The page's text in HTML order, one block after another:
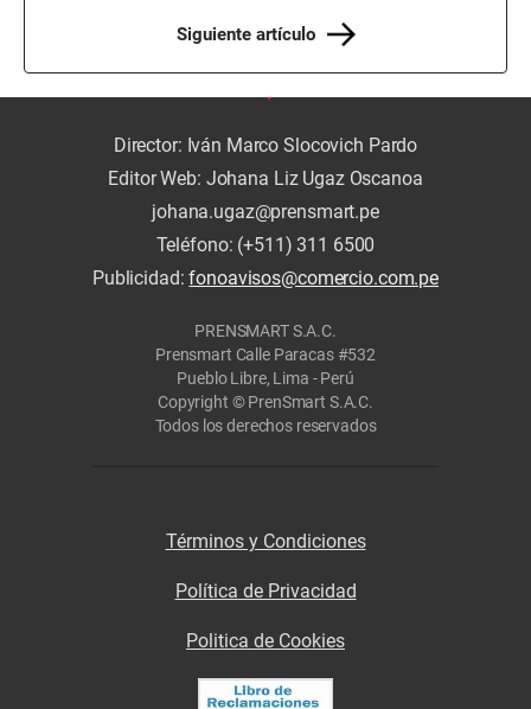
Siguiente artículo
Director: Iván Marco Slocovich Pardo
Editor Web: Johana Liz Ugaz Oscanoa
johana.ugaz@prensmart.pe
Teléfono: (+511) 311 6500
Publicidad:fonoavisos@comercio.com.pe
PRENSMART S.A.C.
Prensmart Calle Paracas #532
Pueblo Libre, Lima - Perú
Copyright © PrenSmart S.A.C.
Todos los derechos reservados
Términos y Condiciones
Política de Privacidad
Politica de Cookies